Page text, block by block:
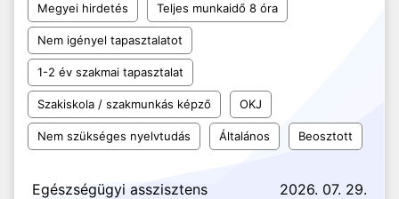
Megyei hirdetés Teljes munkaidő 8 óra
Nem igényel tapasztalatot
1-2 év szakmai tapasztalat
Szakiskola / szakmunkás képző OKJ
Nem szükséges nyelvtudás Általános Beosztott
Egészségügyi asszisztens 2026. 07. 29.